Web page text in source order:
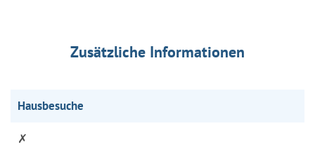
Zusätzliche Informationen
Hausbesuche
✗